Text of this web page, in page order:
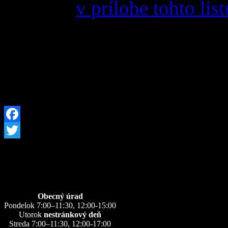
v prílohe tohto
Facebook
Obecný úrad
Pondelok 7:00–11:30, 12:00-15:00
Utorok nestránkový deň
Streda 7:00–11:30, 12:00-17:00